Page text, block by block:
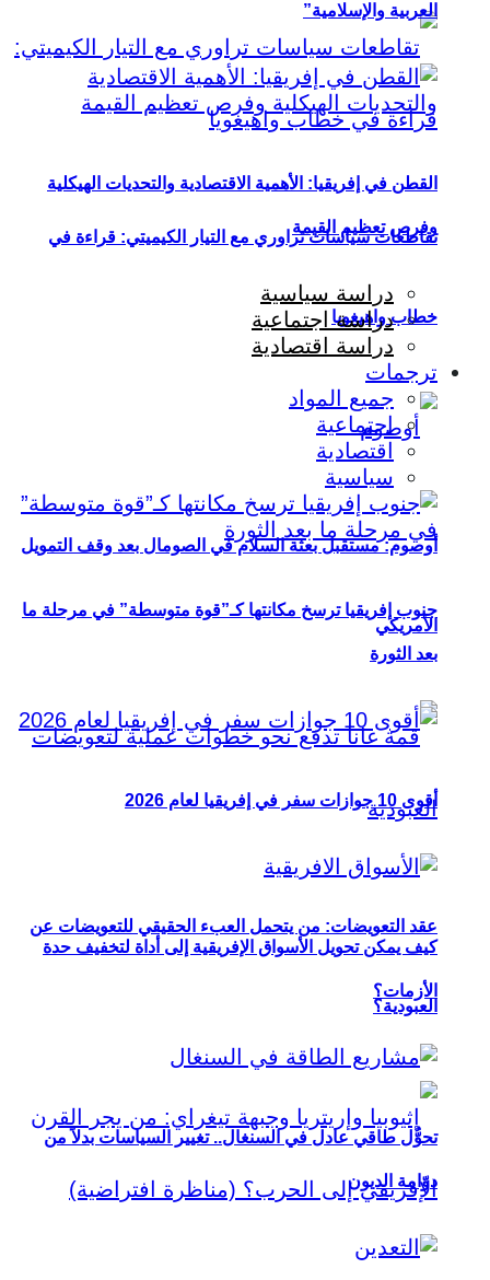
تقاطعات سياسات تراوري مع التيار الكيميتي: قراءة في
خطاب واهيغويا
أوصوم: مستقبل بعثة السلام في الصومال بعد وقف التمويل
الأمريكي
عقد التعويضات: من يتحمل العبء الحقيقي للتعويضات عن
العبودية؟
العربية والإسلامية”
القطن في إفريقيا: الأهمية الاقتصادية والتحديات الهيكلية
وفرص تعظيم القيمة
دراسة سياسية
دراسة اجتماعية
دراسة اقتصادية
ترجمات
جميع المواد
اجتماعية
اقتصادية
سياسية
جنوب إفريقيا ترسخ مكانتها كـ”قوة متوسطة” في مرحلة ما
بعد الثورة
أقوى 10 جوازات سفر في إفريقيا لعام 2026
كيف يمكن تحويل الأسواق الإفريقية إلى أداة لتخفيف حدة
الأزمات؟
تحوُّل طاقي عادل في السنغال.. تغيير السياسات بدلاً من
دوّامة الديون